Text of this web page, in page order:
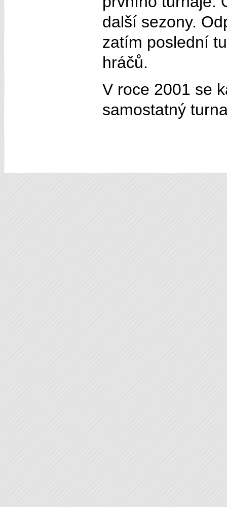
další sezony.
zatím poslední
hráčů.
V roce 2001 se
samostatný